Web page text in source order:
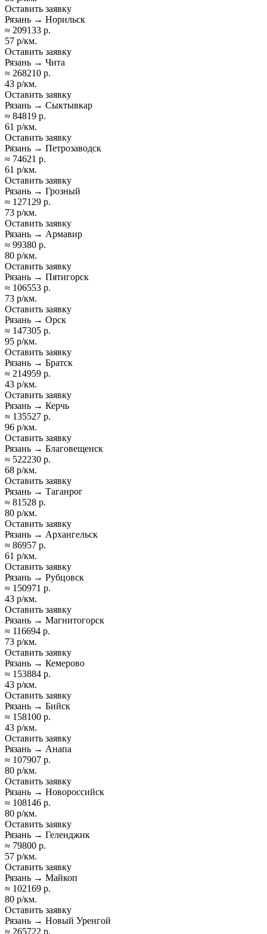
Оставить заявку
Рязань → Норильск
≈ 209133 р.
57 р/км.
Оставить заявку
Рязань → Чита
≈ 268210 р.
43 р/км.
Оставить заявку
Рязань → Сыктывкар
≈ 84819 р.
61 р/км.
Оставить заявку
Рязань → Петрозаводск
≈ 74621 р.
61 р/км.
Оставить заявку
Рязань → Грозный
≈ 127129 р.
73 р/км.
Оставить заявку
Рязань → Армавир
≈ 99380 р.
80 р/км.
Оставить заявку
Рязань → Пятигорск
≈ 106553 р.
73 р/км.
Оставить заявку
Рязань → Орск
≈ 147305 р.
95 р/км.
Оставить заявку
Рязань → Братск
≈ 214959 р.
43 р/км.
Оставить заявку
Рязань → Керчь
≈ 135527 р.
96 р/км.
Оставить заявку
Рязань → Благовещенск
≈ 522230 р.
68 р/км.
Оставить заявку
Рязань → Таганрог
≈ 81528 р.
80 р/км.
Оставить заявку
Рязань → Архангельск
≈ 86957 р.
61 р/км.
Оставить заявку
Рязань → Рубцовск
≈ 150971 р.
43 р/км.
Оставить заявку
Рязань → Магнитогорск
≈ 116694 р.
73 р/км.
Оставить заявку
Рязань → Кемерово
≈ 153884 р.
43 р/км.
Оставить заявку
Рязань → Бийск
≈ 158100 р.
43 р/км.
Оставить заявку
Рязань → Анапа
≈ 107907 р.
80 р/км.
Оставить заявку
Рязань → Новороссийск
≈ 108146 р.
80 р/км.
Оставить заявку
Рязань → Геленджик
≈ 79800 р.
57 р/км.
Оставить заявку
Рязань → Майкоп
≈ 102169 р.
80 р/км.
Оставить заявку
Рязань → Новый Уренгой
≈ 265722 р.